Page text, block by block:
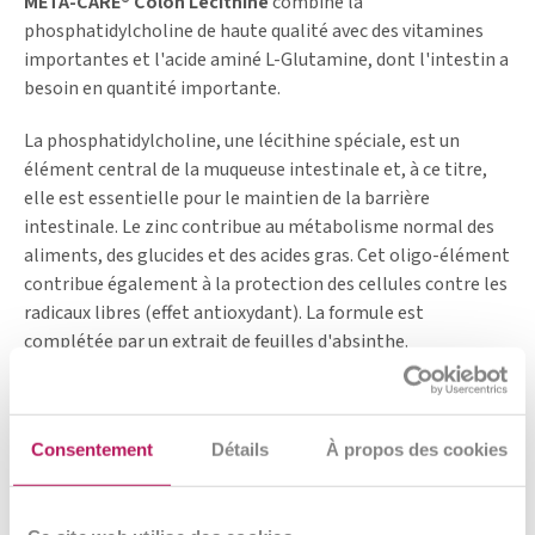
Consentement Détails À propos des cookies
phosphatidylcholine de haute qualité avec des vitamines
importantes et l'acide aminé L-Glutamine, dont l'intestin a
besoin en quantité importante.
La phosphatidylcholine, une lécithine spéciale, est un
élément central de la muqueuse intestinale et, à ce titre,
elle est essentielle pour le maintien de la barrière
intestinale. Le zinc contribue au métabolisme normal des
aliments, des glucides et des acides gras. Cet oligo-élément
contribue également à la protection des cellules contre les
radicaux libres (effet antioxydant). La formule est
complétée par un extrait de feuilles d'absinthe.
Témoignages de nos clients